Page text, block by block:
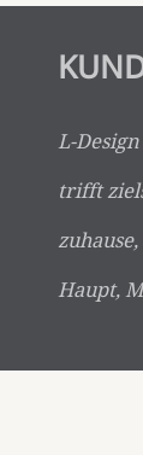
L-
trifft
Haupt,